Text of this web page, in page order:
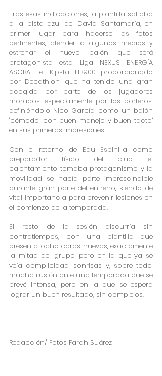
Tras esas indicaciones, la plantilla saltaba
a la pista azul del David Santamaría, en
primer lugar para hacerse las fotos
pertinentes, atender a algunos medios y
estrenar el nuevo balón que será
protagonista esta Liga NEXUS ENERGÍA
ASOBAL, el Kipsta HB900 proporcionado
por Decathlon, que ha tenido una gran
acogida por parte de los jugadores
morados, especialmente por los porteros,
definiéndolo Nico García como un balón
"cómodo, con buen manejo y buen tacto"
en sus primeras impresiones.
Con el retorno de Edu Espinilla como
preparador físico del club, el
calentamiento tomaba protagonismo y la
movilidad se hacía parte imprescindible
durante gran parte del entreno, siendo de
vital importancia para prevenir lesiones en
el comienzo de la temporada.
El resto de la sesión discurría sin
contratiempos, con una plantilla que
presenta ocho caras nuevas, exactamente
la mitad del grupo, pero en la que ya se
veía complicidad, sonrisas y, sobre todo,
mucha ilusión ante una temporada que se
prevé intensa, pero en la que se espera
lograr un buen resultado, sin complejos.
Redacción/ Fotos Farah Suárez